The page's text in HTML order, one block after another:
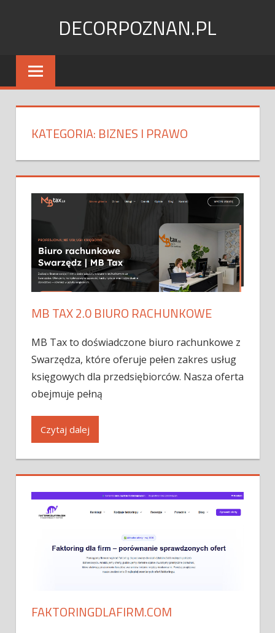
DECORPOZNAN.PL
KATEGORIA: BIZNES I PRAWO
MB TAX 2.0 BIURO RACHUNKOWE
MB Tax to doświadczone biuro rachunkowe z
Swarzędza, które oferuje pełen zakres usług
księgowych dla przedsiębiorców. Nasza oferta
obejmuje pełną
Czytaj dalej
FAKTORINGDLAFIRM.COM